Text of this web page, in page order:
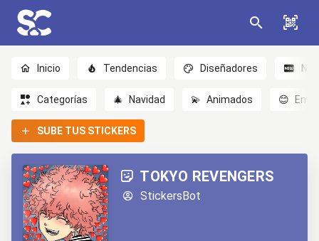
Inicio Tendencias Diseñadores
Categorías 🎄 Navidad 💫 Animados 😊
SUBE TUS STICKERS
TOKYO REVENGERS
StickersBot